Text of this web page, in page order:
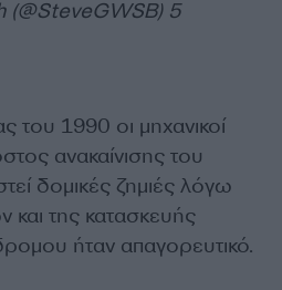
(@SteveGWSB) 5
του 1990 οι μηχανικοί
ανακαίνισης του
δομικές ζημιές λόγω
της κατασκευής
ήταν απαγορευτικό.